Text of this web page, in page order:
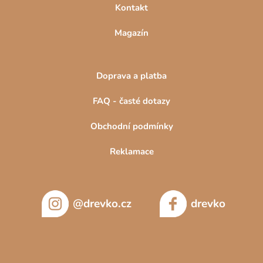
Kontakt
Magazín
Doprava a platba
FAQ - časté dotazy
Obchodní podmínky
Reklamace
@drevko.cz drevko